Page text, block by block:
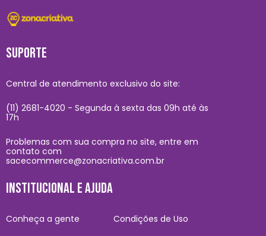
SUPORTE
Central de atendimento exclusivo do site:
(11) 2681-4020 - Segunda à sexta das 09h até às
17h
Problemas com sua compra no site, entre em
contato com
sacecommerce@zonacriativa.com.br
INSTITUCIONAL E AJUDA
Conheça a gente Condições de Uso